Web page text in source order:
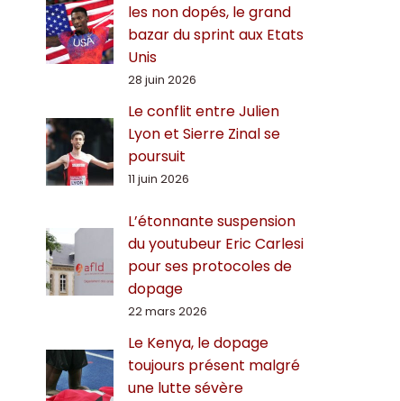
les non dopés, le grand
bazar du sprint aux Etats
Unis
28 juin 2026
Le conflit entre Julien
Lyon et Sierre Zinal se
poursuit
11 juin 2026
L’étonnante suspension
du youtubeur Eric Carlesi
pour ses protocoles de
dopage
22 mars 2026
Le Kenya, le dopage
toujours présent malgré
une lutte sévère